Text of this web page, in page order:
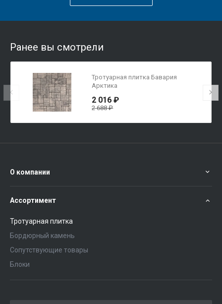
Ранее вы смотрели
Тротуарная плитка Бавария
Арктика
2 016 ₽
2 688 ₽
О компании
Ассортимент
Тротуарная плитка
Бордюрный камень
Сопутствующие товары
Блоки